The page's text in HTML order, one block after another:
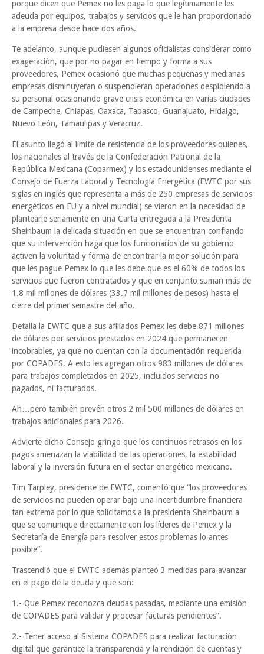
porque dicen que Pemex no les paga lo que legítimamente les
adeuda por equipos, trabajos y servicios que le han proporcionado
a la empresa desde hace dos años.
Te adelanto, aunque pudiesen algunos oficialistas considerar como
exageración, que por no pagar en tiempo y forma a sus
proveedores, Pemex ocasionó que muchas pequeñas y medianas
empresas disminuyeran o suspendieran operaciones despidiendo a
su personal ocasionando grave crisis económica en varias ciudades
de Campeche, Chiapas, Oaxaca, Tabasco, Guanajuato, Hidalgo,
Nuevo León, Tamaulipas y Veracruz.
El asunto llegó al límite de resistencia de los proveedores quienes,
los nacionales al través de la Confederación Patronal de la
República Mexicana (Coparmex) y los estadounidenses mediante el
Consejo de Fuerza Laboral y Tecnología Energética (EWTC por sus
siglas en inglés que representa a más de 250 empresas de servicios
energéticos en EU y a nivel mundial) se vieron en la necesidad de
plantearle seriamente en una Carta entregada a la Presidenta
Sheinbaum la delicada situación en que se encuentran confiando
que su intervención haga que los funcionarios de su gobierno
activen la voluntad y forma de encontrar la mejor solución para
que les pague Pemex lo que les debe que es el 60% de todos los
servicios que fueron contratados y que en conjunto suman más de
1.8 mil millones de dólares (33.7 mil millones de pesos) hasta el
cierre del primer semestre del año.
Detalla la EWTC que a sus afiliados Pemex les debe 871 millones
de dólares por servicios prestados en 2024 que permanecen
incobrables, ya que no cuentan con la documentación requerida
por COPADES. A esto les agregan otros 983 millones de dólares
para trabajos completados en 2025, incluidos servicios no
pagados, ni facturados.
Ah…pero también prevén otros 2 mil 500 millones de dólares en
trabajos adicionales para 2026.
Advierte dicho Consejo gringo que los continuos retrasos en los
pagos amenazan la viabilidad de las operaciones, la estabilidad
laboral y la inversión futura en el sector energético mexicano.
Tim Tarpley, presidente de EWTC, comentó que “los proveedores
de servicios no pueden operar bajo una incertidumbre financiera
tan extrema por lo que solicitamos a la presidenta Sheinbaum a
que se comunique directamente con los líderes de Pemex y la
Secretaría de Energía para resolver estos problemas lo antes
posible”.
Trascendió que el EWTC además planteó 3 medidas para avanzar
en el pago de la deuda y que son:
1.- Que Pemex reconozca deudas pasadas, mediante una emisión
de COPADES para validar y procesar facturas pendientes”.
2.- Tener acceso al Sistema COPADES para realizar facturación
digital que garantice la transparencia y la rendición de cuentas y